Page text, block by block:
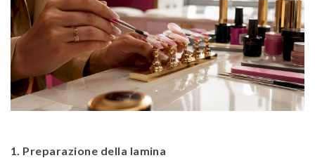
1. Preparazione della lamina